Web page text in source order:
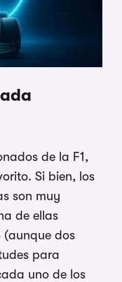
de la F1,
Si bien, los
son muy
de ellas
dos
para
uno de los